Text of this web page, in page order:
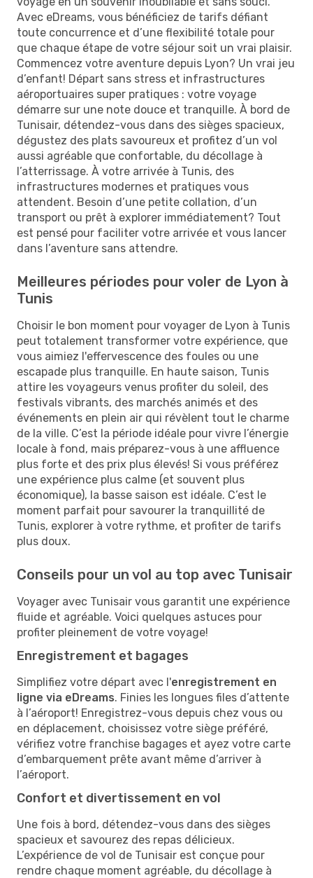
Avec eDreams, vous bénéficiez de tarifs défiant
toute concurrence et d’une flexibilité totale pour
que chaque étape de votre séjour soit un vrai plaisir.
Commencez votre aventure depuis Lyon? Un vrai jeu
d’enfant! Départ sans stress et infrastructures
aéroportuaires super pratiques : votre voyage
démarre sur une note douce et tranquille. À bord de
Tunisair, détendez-vous dans des sièges spacieux,
dégustez des plats savoureux et profitez d’un vol
aussi agréable que confortable, du décollage à
l’atterrissage. À votre arrivée à Tunis, des
infrastructures modernes et pratiques vous
attendent. Besoin d’une petite collation, d’un
transport ou prêt à explorer immédiatement? Tout
est pensé pour faciliter votre arrivée et vous lancer
dans l’aventure sans attendre.
Meilleures périodes pour voler de Lyon à
Tunis
Choisir le bon moment pour voyager de Lyon à Tunis
peut totalement transformer votre expérience, que
vous aimiez l'effervescence des foules ou une
escapade plus tranquille. En haute saison, Tunis
attire les voyageurs venus profiter du soleil, des
festivals vibrants, des marchés animés et des
événements en plein air qui révèlent tout le charme
de la ville. C’est la période idéale pour vivre l’énergie
locale à fond, mais préparez-vous à une affluence
plus forte et des prix plus élevés! Si vous préférez
une expérience plus calme (et souvent plus
économique), la basse saison est idéale. C’est le
moment parfait pour savourer la tranquillité de
Tunis, explorer à votre rythme, et profiter de tarifs
plus doux.
Conseils pour un vol au top avec Tunisair
Voyager avec Tunisair vous garantit une expérience
fluide et agréable. Voici quelques astuces pour
profiter pleinement de votre voyage!
Enregistrement et bagages
Simplifiez votre départ avec l'enregistrement en
ligne via eDreams. Finies les longues files d’attente
à l’aéroport! Enregistrez-vous depuis chez vous ou
en déplacement, choisissez votre siège préféré,
vérifiez votre franchise bagages et ayez votre carte
d’embarquement prête avant même d’arriver à
l’aéroport.
Confort et divertissement en vol
Une fois à bord, détendez-vous dans des sièges
spacieux et savourez des repas délicieux.
L’expérience de vol de Tunisair est conçue pour
rendre chaque moment agréable, du décollage à